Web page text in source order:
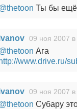
Ты бы ещё
09 ноя 2007
Ага
http://www.drive.ru/
09 ноя 2007
Субару